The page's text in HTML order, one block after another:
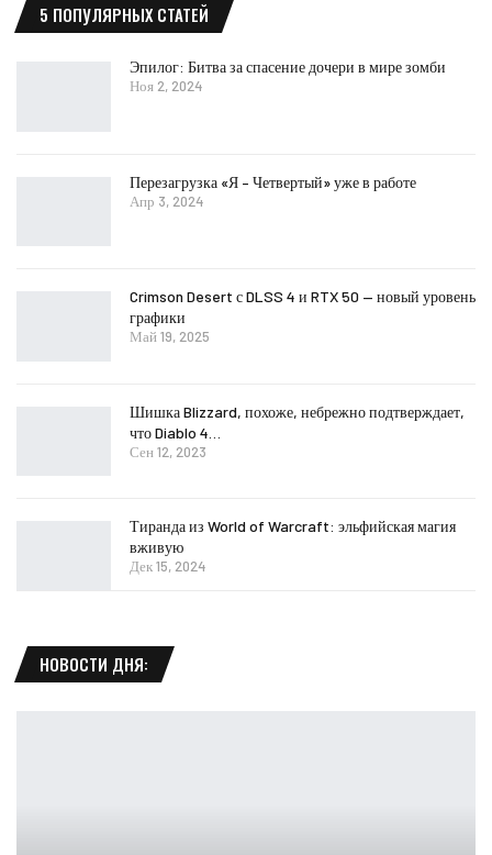
5 ПОПУЛЯРНЫХ СТАТЕЙ
Эпилог: Битва за спасение дочери в мире зомби
Ноя 2, 2024
Перезагрузка «Я – Четвертый» уже в работе
Апр 3, 2024
Crimson Desert с DLSS 4 и RTX 50 — новый уровень
графики
Май 19, 2025
Шишка Blizzard, похоже, небрежно подтверждает,
что Diablo 4…
Сен 12, 2023
Тиранда из World of Warcraft: эльфийская магия
вживую
Дек 15, 2024
НОВОСТИ ДНЯ: